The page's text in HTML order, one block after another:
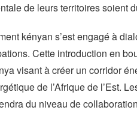
de leurs territoires soient
kényan s’est engagé à
Cette introduction en
visant à créer un corridor
de l’Afrique de l’Est.
du niveau de